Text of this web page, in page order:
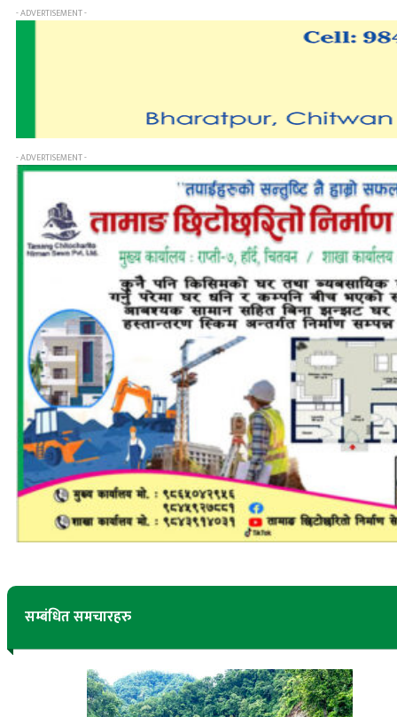
- ADVERTISEMENT -
- ADVERTISEMENT -
सम्बंधित समचारहरु